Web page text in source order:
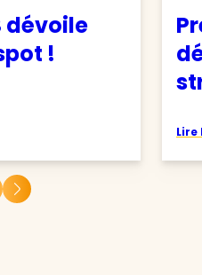
dévoile
!